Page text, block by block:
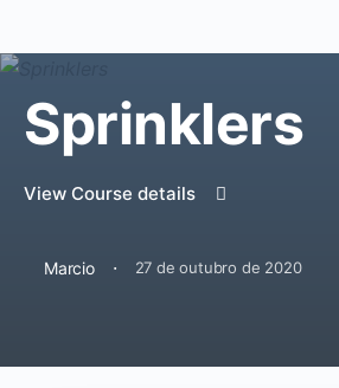
Sprinklers
View Course details
Marcio · 27 de outubro de 2020